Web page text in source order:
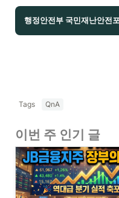
행정안전부 국민재난안전
Tags QnA
이번 주 인기 글